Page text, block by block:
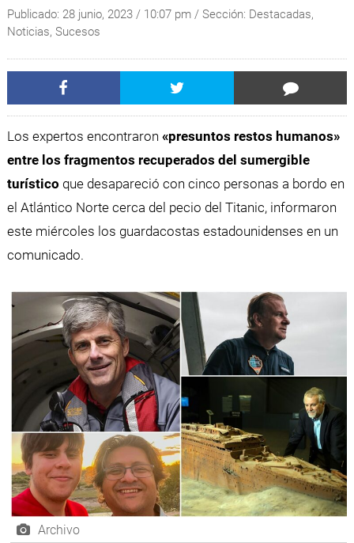
Publicado: 28 junio, 2023/ 10:07 pm / Sección: Destacadas,
Noticias, Sucesos
Los expertos encontraron «presuntos restos humanos»
entre los fragmentos recuperados del sumergible
turístico que desapareció con cinco personas a bordo en
el Atlántico Norte cerca del pecio del Titanic, informaron
este miércoles los guardacostas estadounidenses en un
comunicado.
Archivo